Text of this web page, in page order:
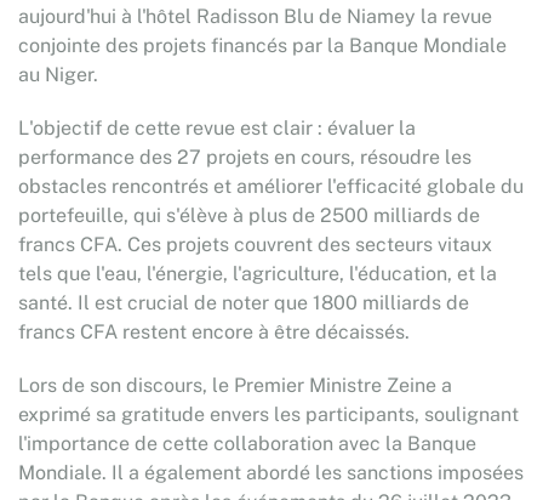
aujourd'hui à l'hôtel Radisson Blu de Niamey la revue
conjointe des projets financés par la Banque Mondiale
au Niger.
L'objectif de cette revue est clair : évaluer la
performance des 27 projets en cours, résoudre les
obstacles rencontrés et améliorer l'efficacité globale du
portefeuille, qui s'élève à plus de 2500 milliards de
francs CFA. Ces projets couvrent des secteurs vitaux
tels que l'eau, l'énergie, l'agriculture, l'éducation, et la
santé. Il est crucial de noter que 1800 milliards de
francs CFA restent encore à être décaissés.
Lors de son discours, le Premier Ministre Zeine a
exprimé sa gratitude envers les participants, soulignant
l'importance de cette collaboration avec la Banque
Mondiale. Il a également abordé les sanctions imposées